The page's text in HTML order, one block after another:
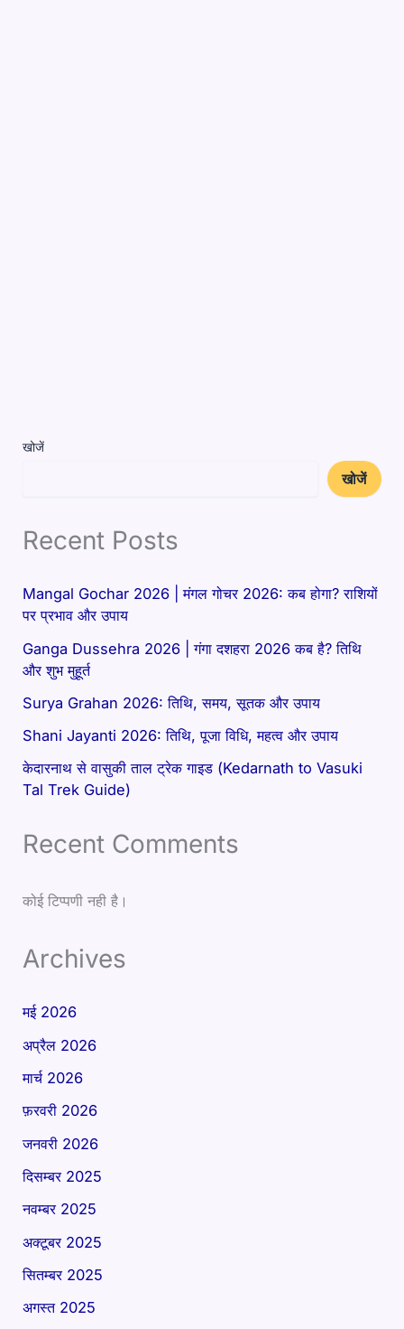
खोजें
खोजें
Recent Posts
Mangal Gochar 2026 | मंगल गोचर 2026: कब होगा? राशियों
पर प्रभाव और उपाय
Ganga Dussehra 2026 | गंगा दशहरा 2026 कब है? तिथि
और शुभ मुहूर्त
Surya Grahan 2026: तिथि, समय, सूतक और उपाय
Shani Jayanti 2026: तिथि, पूजा विधि, महत्व और उपाय
केदारनाथ से वासुकी ताल ट्रेक गाइड (Kedarnath to Vasuki
Tal Trek Guide)
Recent Comments
कोई टिप्पणी नही है।
Archives
मई 2026
अप्रैल 2026
मार्च 2026
फ़रवरी 2026
जनवरी 2026
दिसम्बर 2025
नवम्बर 2025
अक्टूबर 2025
सितम्बर 2025
अगस्त 2025